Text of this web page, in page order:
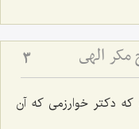
الهی 3
دکتر خوارزمی که آن